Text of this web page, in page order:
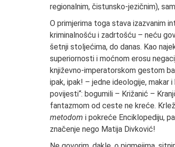
regionalnim, čistunsko-jezičnim),
O primjerima toga stava izazvanim
kriminalnošću i zadrtošću – neću
šetnji stolje­ćima, do danas. Kao
superiornosti i moćnom erosu
književno-imperatorskom gestom
ipak, ipak! – jedne ideologije, makar
povijesti“: bogumili – Križanić –
fantazmom od ceste ne kreće.
metodom i pokreće Enciklopediju,
značenje nego Matija Divković!